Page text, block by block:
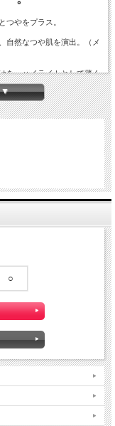
つやをプラス。
自然なつや肌を演出。（メ
を、ハイライトとして薄く
。
チドー１０*、加水分解コ
ン酸アルキル（Ｃ１２－
しめます。
ンジクアオイ油、ベルガモ
ー葉油、ローマカミツレ花
▼
○